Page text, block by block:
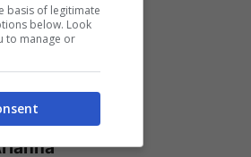
anche
basis of legitimate
below. Look
to manage or